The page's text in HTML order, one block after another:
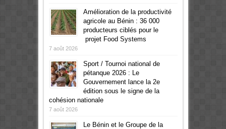
Amélioration de la productivité
agricole au Bénin : 36 000
producteurs ciblés pour le
projet Food Systems
7 août 2026
Sport / Tournoi national de
pétanque 2026 : Le
Gouvernement lance la 2e
édition sous le signe de la
cohésion nationale
7 août 2026
Le Bénin et le Groupe de la